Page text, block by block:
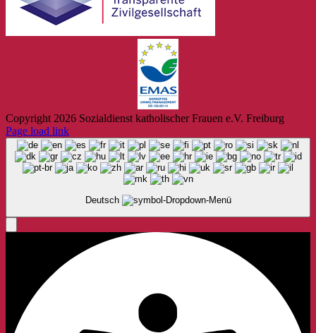
Copyright 2026 Sozialdienst katholischer Frauen e.V. Freiburg
Page load link
Deutsch